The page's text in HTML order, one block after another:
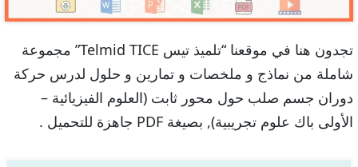
تجدون هنا في موقعنا “تلميذ تيس Telmid TICE” مجموعة
شاملة من نماذج و ملخصات و تمارين و حلول لدرس حركة
دوران جسم صلب حول محور ثابت (العلوم الفيزيائية –
الأولى باك علوم تجريبية), بصيغة PDF جاهزة للتحميل .